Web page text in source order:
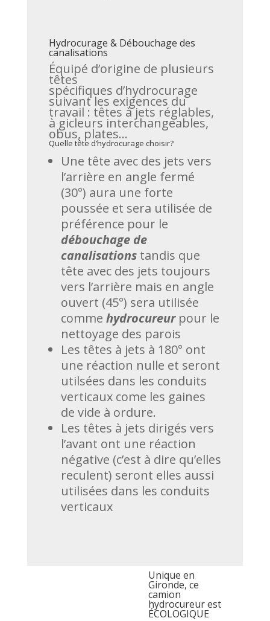
Hydrocurage & Débouchage des
canalisations
Équipé d’origine de plusieurs
têtes
spécifiques d’hydrocurage
suivant les exigences du
travail : têtes à jets réglables,
à gicleurs interchangeables,
obus, plates…
Quelle tête d’hydrocurage choisir?
Une tête avec des jets vers
l’arrière en angle fermé
(30°) aura une forte
poussée et sera utilisée de
préférence pour le
débouchage de
canalisationstandis que
tête avec des jets toujours
vers l’arrière mais en angle
ouvert (45°) sera utilisée
comme hydrocureur pour le
nettoyage des parois
Les têtes à jets à 180° ont
une réaction nulle et seront
utilsées dans les conduits
verticaux come les gaines
de vide à ordure.
Les têtes à jets dirigés vers
l’avant ont une réaction
négative (c’est à dire qu’elles
reculent) seront elles aussi
utilisées dans les conduits
verticaux
Unique en
Gironde, ce
camion
hydrocureur est
ÉCOLOGIQUE